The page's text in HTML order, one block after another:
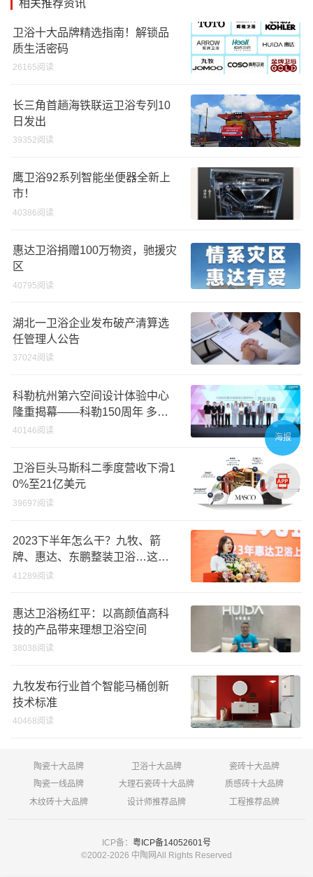
相关推荐资讯
卫浴十大品牌精选指南！解锁品
质生活密码
26165阅读
长三角首趟海铁联运卫浴专列10
日发出
39352阅读
鹰卫浴92系列智能坐便器全新上
市！
40386阅读
惠达卫浴捐赠100万物资，驰援灾
区
40795阅读
湖北一卫浴企业发布破产清算选
任管理人公告
37024阅读
科勒杭州第六空间设计体验中心
隆重揭幕——科勒150周年 多维
诠释优雅生活美学
40146阅读
卫浴巨头马斯科二季度营收下滑1
0%至21亿美元
39697阅读
2023下半年怎么干？九牧、箭
牌、惠达、东鹏整装卫浴…这样
说
41289阅读
惠达卫浴杨红平：以高颜值高科
技的产品带来理想卫浴空间
38038阅读
九牧发布行业首个智能马桶创新
技术标准
40468阅读
陶瓷十大品牌 卫浴十大品牌
瓷砖十大品牌
陶瓷一线品牌
大理石瓷砖十大品牌
质感砖十大品牌
木纹砖十大品牌
设计师推荐品牌 工程推荐品牌
ICP备： 粤ICP备14052601号
©2002-2026 中陶网All Rights Reserved
海报